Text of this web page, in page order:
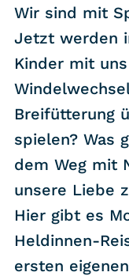
Last Game
Top 5
Random
RSS-Feed
COMMUNITY
IMPRESSUM
DATENSCHUTZ
KONTAKT
Wir sind mit
Jetzt werden
Kinder mit
Breifütterung
spielen? Was
dem Weg mit
unsere Liebe
Hier gibt es
Heldinnen-
ersten